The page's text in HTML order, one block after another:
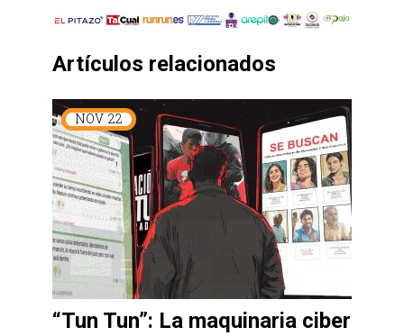
Artículos relacionados
NOV 22
“Tun Tun”: La maquinaria ciber